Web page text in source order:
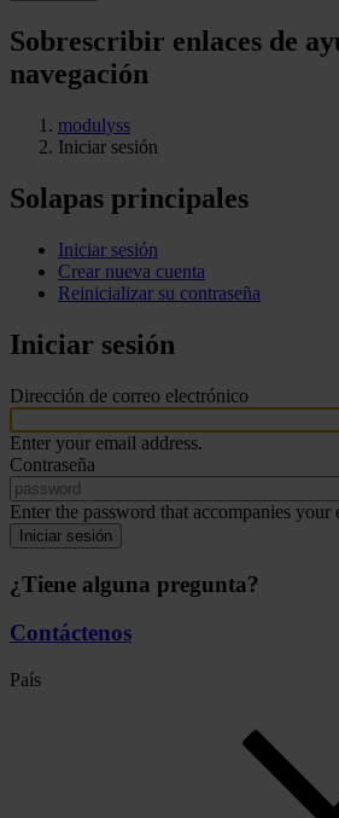
Sobrescribir enlaces de
navegación
modulyss
Iniciar sesión
Solapas principales
Iniciar sesión
Crear nueva cuenta
Reinicializar su contraseña
Iniciar sesión
Dirección de correo electrónico
Enter your email address.
Contraseña
Enter the password that accompanies your
Iniciar sesión
¿Tiene alguna pregunta?
Contáctenos
País